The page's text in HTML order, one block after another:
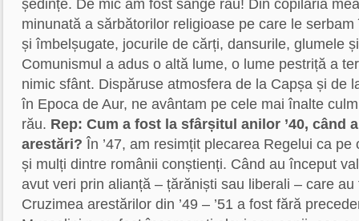
ședințe. De mic am fost sânge rău! Din copilăria
minunată a sărbătorilor religioase pe care le
și îmbelșugate, jocurile de cărți, dansurile, glumele
Comunismul a adus o altă lume, o lume pestriță a
nimic sfânt. Dispăruse atmosfera de la Capșa și de
în Epoca de Aur, ne avântam pe cele mai înalte
rău. Rep: Cum a fost la sfârșitul anilor ’40, când
arestări? În ’47, am resimțit plecarea Regelui ca
și mulți dintre românii conștienți. Când au început
avut veri prin alianță – țărăniști sau liberali – care
Cruzimea arestărilor din ’49 – ’51 a fost fără